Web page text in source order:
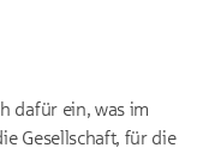
dafür ein, was im
Gesellschaft, für die